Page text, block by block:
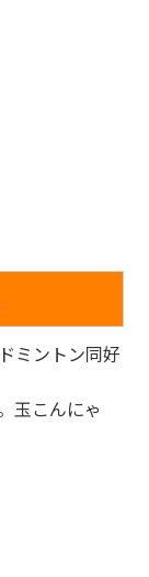
ミントン同好
玉こんにゃ